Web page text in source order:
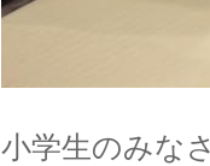
小学生のみな